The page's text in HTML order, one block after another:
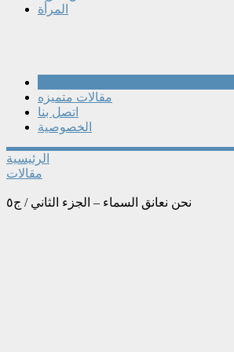
المرأة
مقالات متميزه
اتصل بنا
الخصوصية
الرئيسية
مقالات
نحن نعانق السماء – الجزء الثاني / ج٥